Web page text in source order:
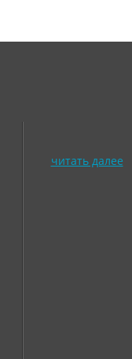
читать далее